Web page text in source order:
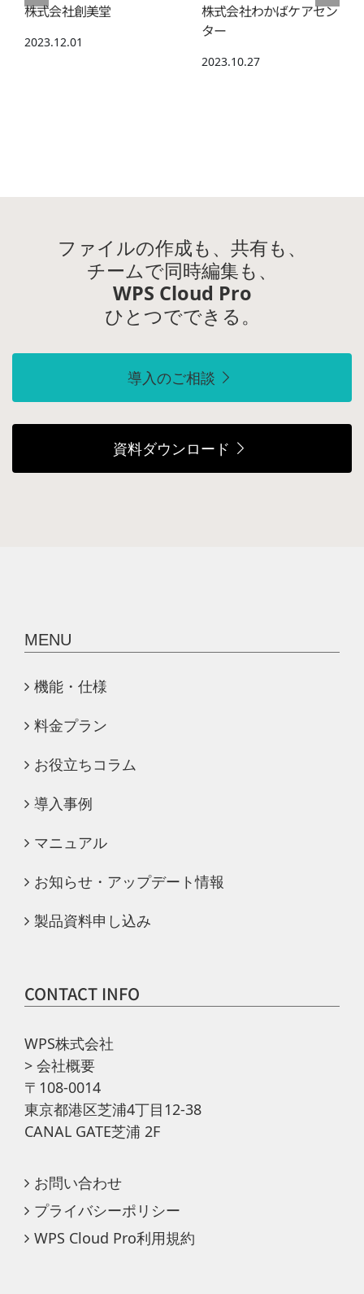
株式会社創美堂
2023.12.01
株式会社わかばケアセン
ター
2023.10.27
ファイルの作成も、共有も、
チームで同時編集も、
WPS Cloud Pro
ひとつでできる。
導入のご相談
資料ダウンロード
MENU
機能・仕様
料金プラン
お役立ちコラム
導入事例
マニュアル
お知らせ・アップデート情報
製品資料申し込み
CONTACT INFO
WPS株式会社
> 会社概要
〒108-0014
東京都港区芝浦4丁目12-38
CANAL GATE芝浦 2F
お問い合わせ
プライバシーポリシー
WPS Cloud Pro利用規約